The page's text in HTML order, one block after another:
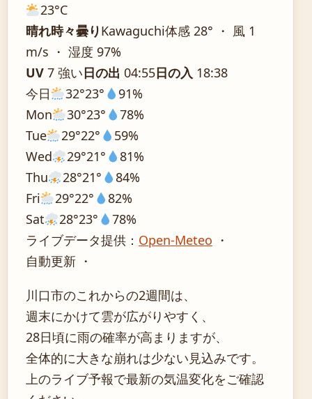
23°C
晴れ時々曇りKawaguchi体感 28° ・ 風 1
m/s ・ 湿度 97%
UV 7 強い日の出 04:55日の入 18:38
今日
32°23°
91%
Mon
30°23°
78%
Tue
29°22°
59%
Wed
29°21°
81%
Thu
28°21°
84%
Fri
29°22°
82%
Sat
28°23°
78%
ライブデータ提供： Open-Meteo ・
自動更新 ・
川口市のこれからの2週間は、
週末にかけて雲が広がりやすく、
28日頃に雨の確率が高まりますが、
全体的に大きな崩れは少ない見込みです。
上のライブ予報で最新の気温変化をご確認